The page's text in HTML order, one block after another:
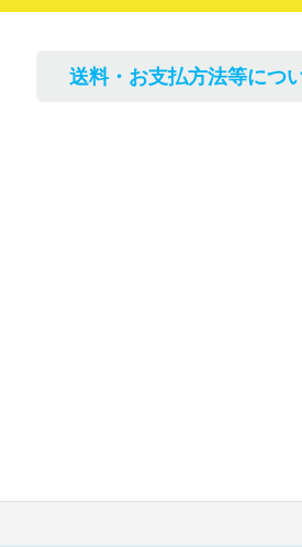
送料・お支払方法等につ